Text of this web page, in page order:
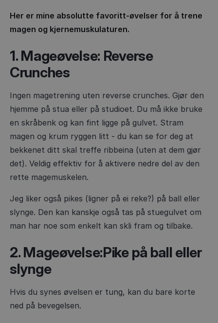
Her er mine absolutte favoritt-øvelser for å trene
magen og kjernemuskulaturen.
1. Mageøvelse: Reverse
Crunches
Ingen magetrening uten reverse crunches. Gjør den
hjemme på stua eller på studioet. Du må ikke bruke
en skråbenk og kan fint ligge på gulvet. Stram
magen og krum ryggen litt - du kan se for deg at
bekkenet ditt skal treffe ribbeina (uten at dem gjør
det). Veldig effektiv for å aktivere nedre del av den
rette magemuskelen.
Jeg liker også pikes (ligner på ei reke?) på ball eller
slynge. Den kan kanskje også tas på stuegulvet om
man har noe som enkelt kan skli fram og tilbake.
2. Mageøvelse:Pike på ball eller
slynge
Hvis du synes øvelsen er tung, kan du bare korte
ned på bevegelsen.